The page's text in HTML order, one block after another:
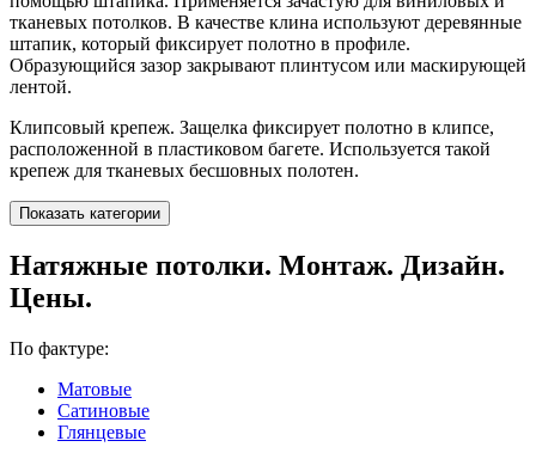
тканевых потолков. В качестве клина используют деревянные
штапик, который фиксирует полотно в профиле.
Образующийся зазор закрывают плинтусом или маскирующей
лентой.
Клипсовый крепеж. Защелка фиксирует полотно в клипсе,
расположенной в пластиковом багете. Используется такой
крепеж для тканевых бесшовных полотен.
Показать категории
Натяжные потолки. Монтаж. Дизайн.
Цены.
По фактуре:
Матовые
Сатиновые
Глянцевые